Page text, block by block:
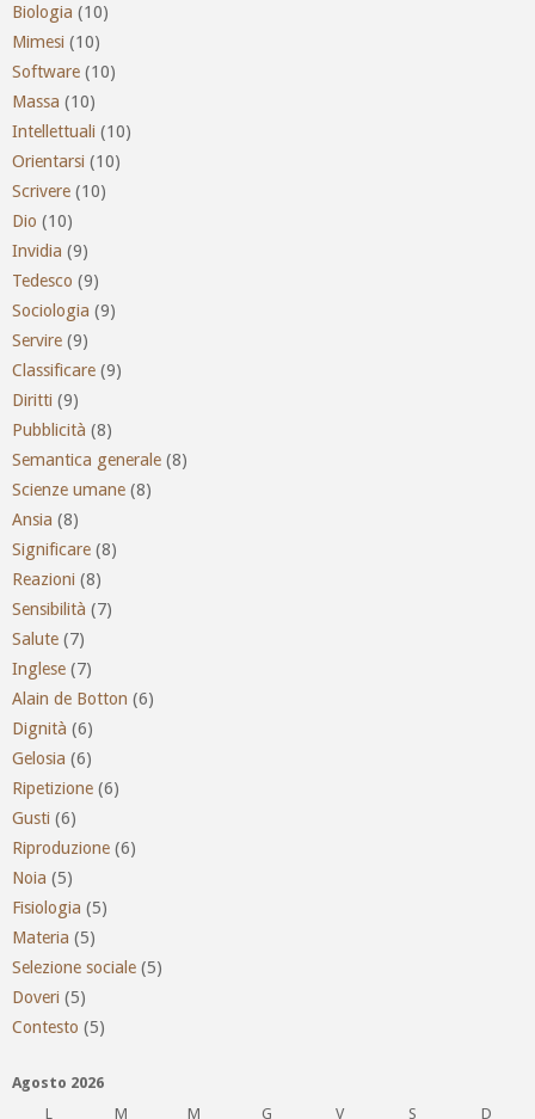
Biologia (10)
Mimesi (10)
Software (10)
Massa (10)
Intellettuali (10)
Orientarsi (10)
Scrivere (10)
Dio (10)
Invidia (9)
Tedesco (9)
Sociologia (9)
Servire (9)
Classificare (9)
Diritti (9)
Pubblicità (8)
Semantica generale (8)
Scienze umane (8)
Ansia (8)
Significare (8)
Reazioni (8)
Sensibilità (7)
Salute (7)
Inglese (7)
Alain de Botton (6)
Dignità (6)
Gelosia (6)
Ripetizione (6)
Gusti (6)
Riproduzione (6)
Noia (5)
Fisiologia (5)
Materia (5)
Selezione sociale (5)
Doveri (5)
Contesto (5)
Agosto 2026
L
M M G V S D